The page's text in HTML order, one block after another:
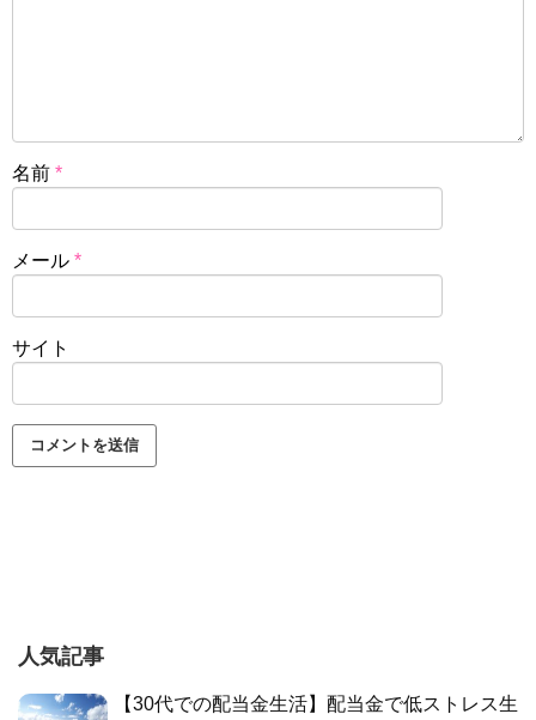
名前 *
メール *
サイト
人気記事
【30代での配当金生活】配当金で低ストレス生